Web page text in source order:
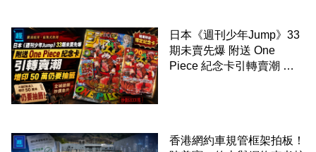
日本《週刊少年Jump》33
期未賣先爆 附送 One
Piece 紀念卡引轉賣潮 增
香港網約車規管框架拍板！